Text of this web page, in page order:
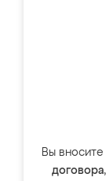
Вы
договора